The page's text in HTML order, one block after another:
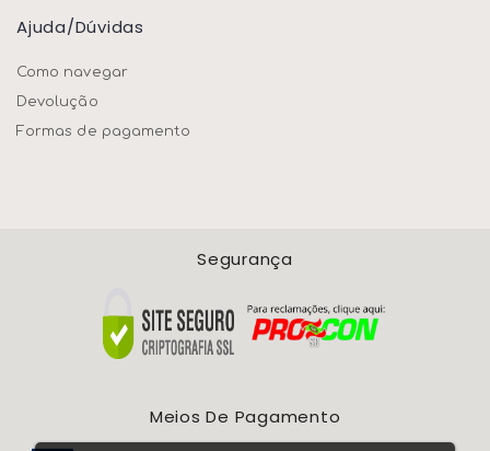
Ajuda/dúvidas
Como navegar
Devolução
Formas de pagamento
Segurança
Meios De Pagamento